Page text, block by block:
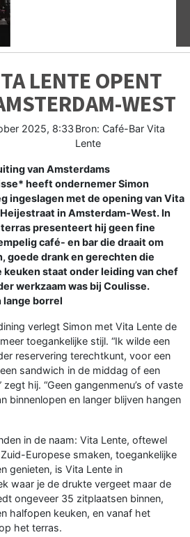
LENTE OPENT
WEST
2025, 8:33 Bron: Café-Bar Vita
Lente
van Amsterdams
heeft ondernemer Simon
ingeslagen met de opening van Vita
in Amsterdam-West. In
presenteert hij geen fine
café- en bar die draait om
goede drank en gerechten die
staat onder leiding van chef
werkzaam was bij Coulisse.
lange borrel
verlegt Simon met Vita Lente de
toegankelijke stijl. “Ik wilde een
reservering terechtkunt, voor een
sandwich in de middag of een
hij. “Geen gangenmenu’s of vaste
binnenlopen en langer blijven hangen
in de naam: Vita Lente, oftewel
Europese smaken, toegankelijke
genieten, is Vita Lente in
waar je de drukte vergeet maar de
ongeveer 35 zitplaatsen binnen,
halfopen keuken, en vanaf het
het terras.